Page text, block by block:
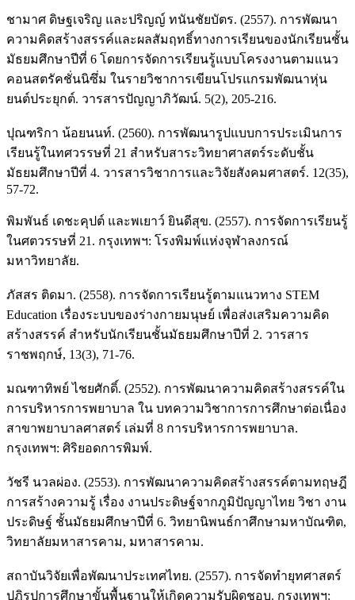
ชามาศ ดิษฐเจริญ และปริญญ์ ทนันชัยบัตร. (2557). การพัฒนา
ความคิดสร้างสรรค์และผลสัมฤทธิ์ทางการเรียนของนักเรียนชั้น
มัธยมศึกษาปีที่ 6 โดยการจัดการเรียนรู้แบบโครงงานตามแนว
คอนสตรัคชั่นนิซึ่ม ในรายวิชาการเขียนโปรแกรมพัฒนาหุ่น
ยนต์ประยุกต์. วารสารปัญญาภิวัฒน์. 5(2), 205-216.
ปุณฑริกา น้อยนนท์. (2560). การพัฒนารูปแบบการประเมินการ
เรียนรู้ในทศวรรษที่ 21 สำหรับสาระวิทยาศาสตร์ระดับชั้น
มัธยมศึกษาปีที่ 4. วารสารวิชาการและวิจัยสังคมศาสตร์. 12(35),
57-72.
พิมพันธ์ เดชะคุปต์ และพเยาว์ ยินดีสุข. (2557). การจัดการเรียนรู้
ในศตวรรษที่ 21. กรุงเทพฯ: โรงพิมพ์แห่งจุฬาลงกรณ์
มหาวิทยาลัย.
ภัสสร ติดมา. (2558). การจัดการเรียนรู้ตามแนวทาง STEM
Education เรื่องระบบของร่างกายมนุษย์ เพื่อส่งเสริมความคิด
สร้างสรรค์ สำหรับนักเรียนชั้นมัธยมศึกษาปีที่ 2. วารสาร
ราชพฤกษ์, 13(3), 71-76.
มณฑาทิพย์ ไชยศักดิ์. (2552). การพัฒนาความคิดสร้างสรรค์ใน
การบริหารการพยาบาล ใน บทความวิชาการการศึกษาต่อเนื่อง
สาขาพยาบาลศาสตร์ เล่มที่ 8 การบริหารการพยาบาล.
กรุงเทพฯ: ศิริยอดการพิมพ์.
วัชรี นวลผ่อง. (2553). การพัฒนาความคิดสร้างสรรค์ตามทฤษฎี
การสร้างความรู้ เรื่อง งานประดิษฐ์จากภูมิปัญญาไทย วิชา งาน
ประดิษฐ์ ชั้นมัธยมศึกษาปีที่ 6. วิทยานิพนธ์กาศึกษามหาบัณฑิต,
วิทยาลัยมหาสารคาม, มหาสารคาม.
สถาบันวิจัยเพื่อพัฒนาประเทศไทย. (2557). การจัดทำยุทศาสตร์
ปฏิรูปการศึกษาขั้นพื้นฐานให้เกิดความรับผิดชอบ. กรุงเทพฯ: